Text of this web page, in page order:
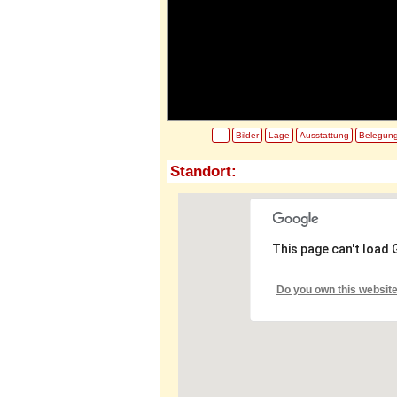
Bilder Lage Ausstattung
Standort:
This page can't load
Do you own this